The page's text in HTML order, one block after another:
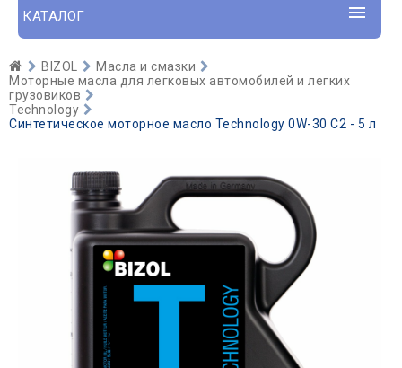
КАТАЛОГ
BIZOL
Масла и смазки
Моторные масла для легковых автомобилей и легких
грузовиков
Technology
Синтетическое моторное масло Technology 0W-30 C2 - 5 л